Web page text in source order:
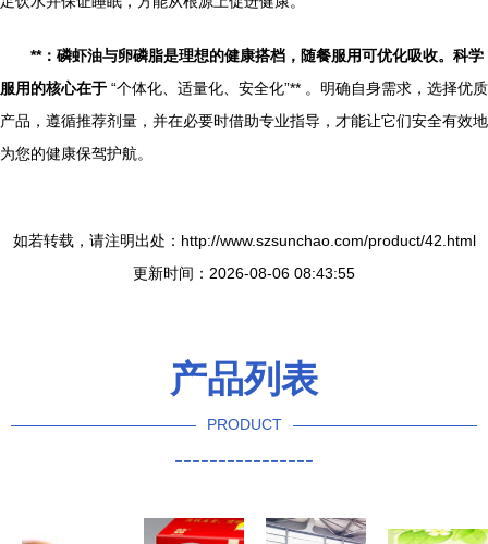
**：磷虾油与卵磷脂是理想的健康搭档，随餐服用可优化吸收。科学
服用的核心在于 “个体化、适量化、安全化”** 。明确自身需求，选择优质
产品，遵循推荐剂量，并在必要时借助专业指导，才能让它们安全有效地
为您的健康保驾护航。
如若转载，请注明出处：http://www.szsunchao.com/product/42.html
更新时间：2026-08-06 08:43:55
产品列表
PRODUCT
----------------